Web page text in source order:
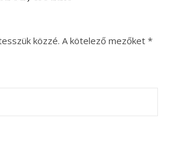
közzé. A kötelező mezőket *